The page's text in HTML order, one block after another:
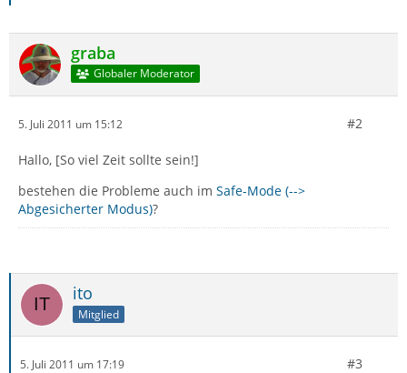
graba
Globaler Moderator
5. Juli 2011 um 15:12 #2
Hallo, [So viel Zeit sollte sein!]
bestehen die Probleme auch im Safe-Mode (-->
Abgesicherter Modus)?
ito
Mitglied
5. Juli 2011 um 17:19 #3